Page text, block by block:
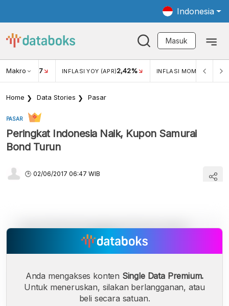
Indonesia
Masuk
Makro
USD/IDR 17 INFLASI YOY (APR)2,42% INFLASI MOM (APR)
Home Data Stories Pasar
PASAR
Peringkat Indonesia Naik, Kupon Samurai
Bond Turun
02/06/2017 06:47 WIB
Anda mengakses konten Single Data Premium.
Untuk meneruskan, silakan berlangganan, atau
beli secara satuan.